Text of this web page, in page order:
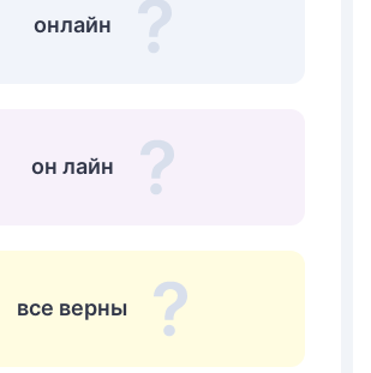
онлайн
он лайн
все верны